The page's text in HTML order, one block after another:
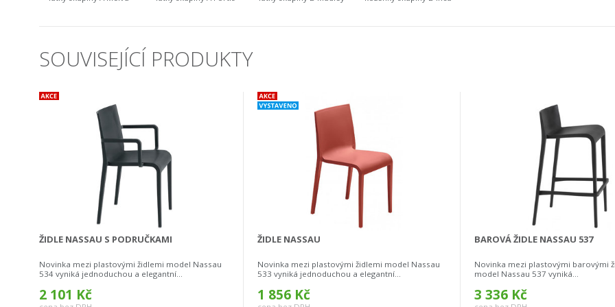
SOUVISEJÍCÍ PRODUKTY
ŽIDLE NASSAU S PODRUČKAMI
Novinka mezi plastovými židlemi model Nassau
534 vyniká jednoduchou a elegantní...
2 101 Kč
ŽIDLE NASSAU
Novinka mezi plastovými židlemi model Nassau
533 vyniká jednoduchou a elegantní...
1 856 Kč
BAROVÁ ŽIDLE NASSAU 537
Novinka mezi plastovými barovými
model Nassau 537 vyniká...
3 336 Kč